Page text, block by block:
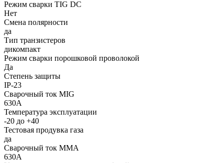
Режим сварки TIG DC
Нет
Смена полярности
да
Тип транзистеров
дикомпакт
Режим сварки порошковой проволокой
Да
Степень защиты
IP-23
Сварочный ток MIG
630А
Температура эксплуатации
-20 до +40
Тестовая продувка газа
да
Сварочный ток MMA
630А